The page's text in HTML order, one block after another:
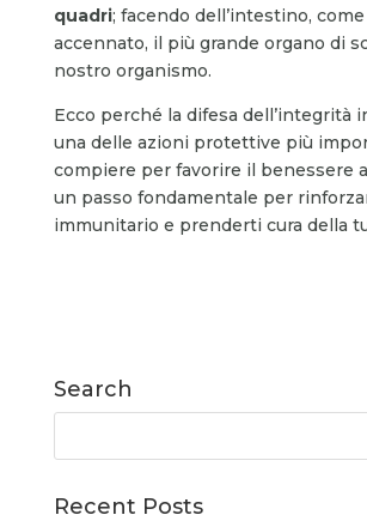
quadri; facendo dell’intestino,
accennato, il più grande organo di
nostro organismo.
Ecco perché la difesa dell’integrità
una delle azioni protettive più
compiere per favorire il benessere
un passo fondamentale per
immunitario e prenderti cura della
Search
Recent Posts